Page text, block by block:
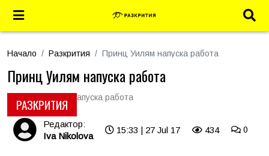
Начало Разкрития Принц Уилям напуска работа
РАЗКРИТИЯ
Принц Уилям напуска работа
Редактор:
Iva Nikolova
15:33 | 27 Jul 17 434 0